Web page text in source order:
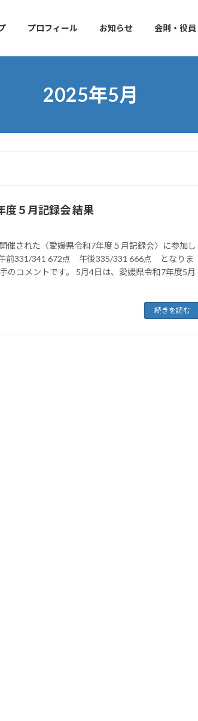
プロフィール お知らせ 会則・役員
2025年5月
度５月記録会 結果
催された〈愛媛県令和7年度５月記録会〉に参加し
前331/341 672点 午後335/331 666点 となりま
のコメントです。 5月4日は、愛媛県令和7年度5月
続きを読む